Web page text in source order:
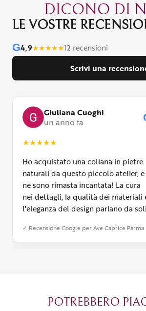
DICONO DI
LE VOSTRE
G4,9★★★★★12 recensioni
Scrivi una
Giuliana Cuoghi
un anno fa
★★★★★
Ho acquistato una collana in pietre
naturali da questo piccolo atelier, e
ne sono rimasta incantata! La cura
nei dettagli, la qualità dei materiali
l'eleganza del design parlano da
stato impeccabile: veloce, preciso e
✓ Recensione Google per Ave Caprice Parma
POTREBBERO